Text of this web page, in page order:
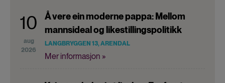
10
aug
2026
Å vere ein moderne pappa: Mellom
mannsideal og likestillingspolitikk
LANGBRYGGEN 13, ARENDAL
Mer informasjon »